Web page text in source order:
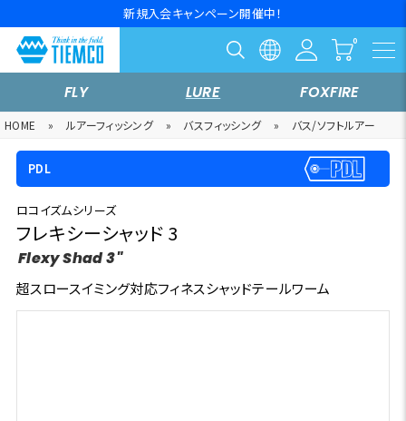
新規入会キャンペーン開催中！
FLY LURE FOXFIRE
HOME » ルアーフィッシング » バスフィッシング » バス/ソフトルアー
PDL
ロコイズムシリーズ
フレキシーシャッド 3
Flexy Shad 3"
超スロースイミング対応フィネスシャッドテールワーム